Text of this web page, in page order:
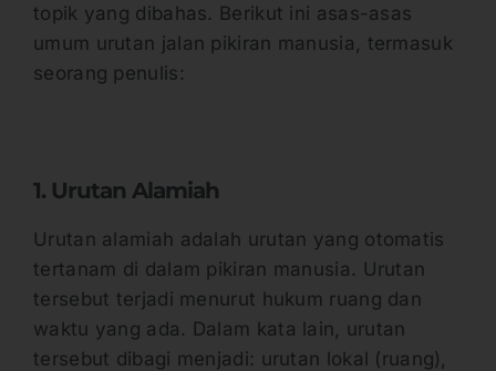
topik yang dibahas. Berikut ini asas-asas
umum urutan jalan pikiran manusia, termasuk
seorang penulis:
1. Urutan Alamiah
Urutan alamiah adalah urutan yang otomatis
tertanam di dalam pikiran manusia. Urutan
tersebut terjadi menurut hukum ruang dan
waktu yang ada. Dalam kata lain, urutan
tersebut dibagi menjadi: urutan lokal (ruang),